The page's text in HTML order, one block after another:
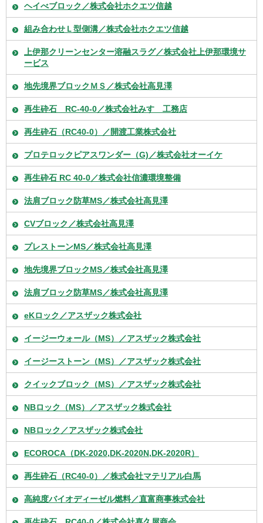
ヘイべブロック／株式会社ホクエツ信越
組み合わせＬ型側溝／株式会社ホクエツ信越
上伊那クリーンセンター溶融スラグ／株式会社上伊那環境サ
ービス
地先境界ブロックＭＳ／株式会社高見澤
再生砕石 RC-40-0／株式会社みすゞ工務店
再生砕石（RC40-0）／開渡工業株式会社
プロテロックピアスワンダー（G)／株式会社オーイケ
再生砕石 RC 40-0／株式会社信濃環境整備
法肩ブロック防草MS／株式会社高見澤
CVブロック／株式会社高見澤
プレストーンMS／株式会社高見澤
地先境界ブロックMS／株式会社高見澤
法肩ブロック防草MS／株式会社高見澤
eKロック／アスザック株式会社
イージーウォール（MS）／アスザック株式会社
イージーストーン（MS）／アスザック株式会社
クイックブロック（MS）／アスザック株式会社
NBロック（MS）／アスザック株式会社
NBロック／アスザック株式会社
ECOROCA（DK-2020,DK-2020N,DK-2020R）
再生砕石（RC40-0）／株式会社マテリアル白馬
高純度バイオディーゼル燃料／直富商事株式会社